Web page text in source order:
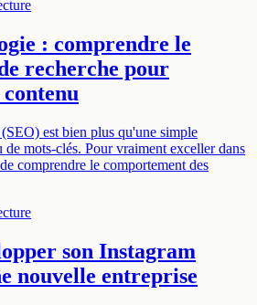
: comprendre le
recherche pour
est bien plus qu'une simple
mots-clés. Pour vraiment exceller dans
comprendre le comportement des
son Instagram
nouvelle entreprise